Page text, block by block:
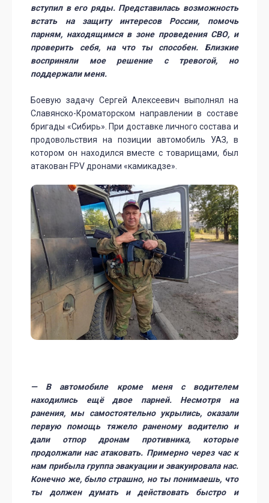
вступил в его ряды. Представилась возможность
встать на защиту интересов России, помочь
парням, находящимся в зоне проведения СВО, и
проверить себя, на что ты способен. Близкие
восприняли мое решение с тревогой, но
поддержали меня.
Боевую задачу Сергей Алексеевич выполнял на
Славянско-Кроматорском направлении в составе
бригады «Сибирь». При доставке личного состава и
продовольствия на позиции автомобиль УАЗ, в
котором он находился вместе с товарищами, был
атакован FPV дронами «камикадзе».
— В автомобиле кроме меня с водителем
находились ещё двое парней. Несмотря на
ранения, мы самостоятельно укрылись, оказали
первую помощь тяжело раненому водителю и
дали отпор дронам противника, которые
продолжали нас атаковать. Примерно через час к
нам прибыла группа эвакуации и эвакуировала нас.
Конечно же, было страшно, но ты понимаешь, что
ты должен думать и действовать быстро и